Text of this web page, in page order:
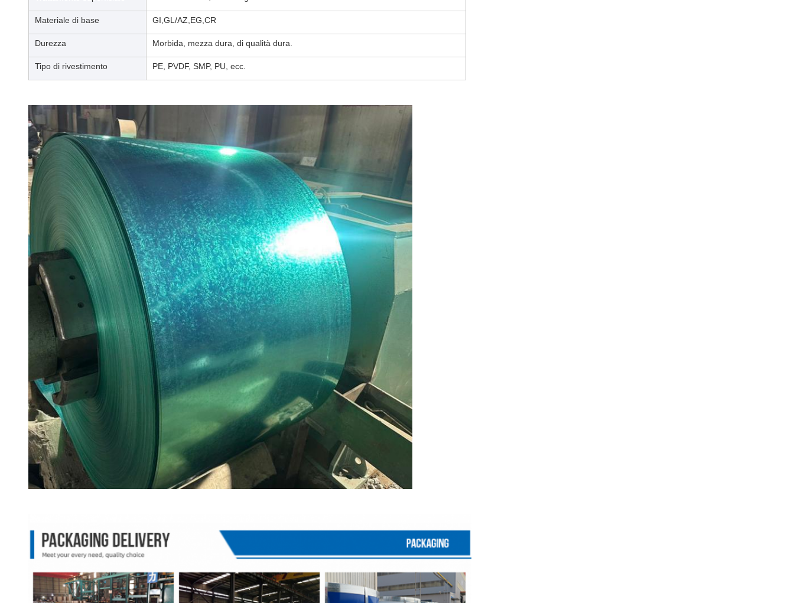
Materiale di base GI,GL/AZ,EG,CR
Durezza Morbida, mezza dura, di qualità dura.
Tipo di rivestimento PE, PVDF, SMP, PU, ecc.